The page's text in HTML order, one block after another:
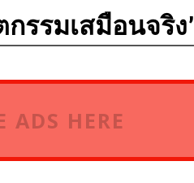
รรมเสมือนจริง’
ADS HERE